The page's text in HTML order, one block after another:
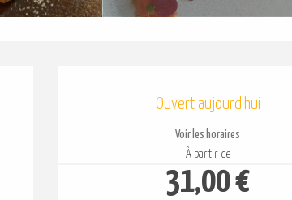
Ouverture et coordonnées
Ouvert aujourd'hui
Voir les horaires
À partir de
31,00 €